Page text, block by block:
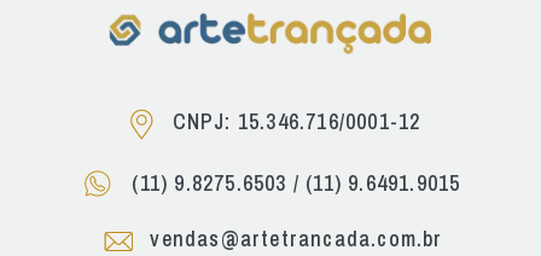
CNPJ: 15.346.716/0001-12
(11) 9.8275.6503 / (11) 9.6491.9015
vendas@artetrancada.com.br